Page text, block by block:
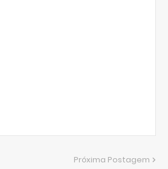
Próxima Postagem